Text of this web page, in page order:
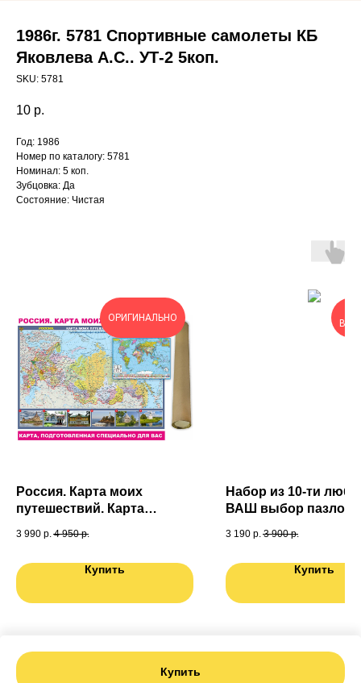
1986г. 5781 Спортивные самолеты КБ
Яковлева А.С.. УТ-2 5коп.
SKU: 5781
10 р.
Купить
Год: 1986
Номер по каталогу: 5781
Номинал: 5 коп.
Зубцовка: Да
Состояние: Чистая
ОРИГИНАЛЬНО
Россия. Карта моих
путешествий. Карта
специально для Вас. Карта
3 990 р. 4 950 р.
Купить
Набор из 10-ти
ВАШ выбор пазлов
3 190 р. 3 900 р.
Купить